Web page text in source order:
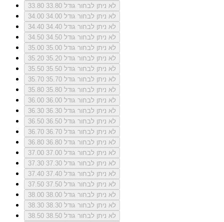
33.80
לא ניתן לבחור גודל 33.80
34.00
לא ניתן לבחור גודל 34.00
34.40
לא ניתן לבחור גודל 34.40
34.50
לא ניתן לבחור גודל 34.50
35.00
לא ניתן לבחור גודל 35.00
35.20
לא ניתן לבחור גודל 35.20
35.50
לא ניתן לבחור גודל 35.50
35.70
לא ניתן לבחור גודל 35.70
35.80
לא ניתן לבחור גודל 35.80
36.00
לא ניתן לבחור גודל 36.00
36.30
לא ניתן לבחור גודל 36.30
36.50
לא ניתן לבחור גודל 36.50
36.70
לא ניתן לבחור גודל 36.70
36.80
לא ניתן לבחור גודל 36.80
37.00
לא ניתן לבחור גודל 37.00
37.30
לא ניתן לבחור גודל 37.30
37.40
לא ניתן לבחור גודל 37.40
37.50
לא ניתן לבחור גודל 37.50
38.00
לא ניתן לבחור גודל 38.00
38.30
לא ניתן לבחור גודל 38.30
38.50
לא ניתן לבחור גודל 38.50